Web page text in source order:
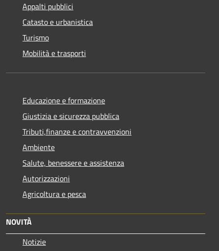
Appalti pubblici
Catasto e urbanistica
Turismo
Mobilità e trasporti
Educazione e formazione
Giustizia e sicurezza pubblica
Tributi,finanze e contravvenzioni
Ambiente
Salute, benessere e assistenza
Autorizzazioni
Agricoltura e pesca
NOVITÀ
Notizie